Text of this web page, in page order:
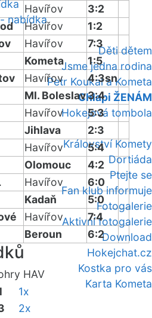
nabídka
Děti dětem
Jsme jedna rodina
Petr Koukal a Kometa
Chlapi ŽENÁM
Hokejová tombola
Království Komety
Dortiáda
Ptejte se
Fan klub informuje
Fotogalerie
Aktivní fotogalerie
Download
Hokejchat.cz
Kostka pro vás
Karta Kometa
Havířov
3:2
Havířov
1:2
Havířov
7:3
Kometa
1:5
Havířov
4:3sn
Ml. Boleslav3:4
Havířov
5:3
Jihlava
2:3
Havířov
5:4
Olomouc
4:2
Havířov
6:0
Kadaň
5:0
Havířov
7:4
Beroun 6:2
HAV
1x
2x